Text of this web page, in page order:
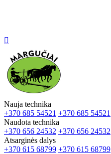

Nauja technika
+370 685 54521 +370 685 54521
Naudota technika
+370 656 24532 +370 656 24532
Atsarginės dalys
+370 615 68799 +370 615 68799